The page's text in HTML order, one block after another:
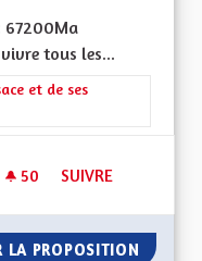
67200Ma
tous les...
: L'attractivité
et de ses
50 50 ABONNÉS
SUIVRE
LA PROPOSITION